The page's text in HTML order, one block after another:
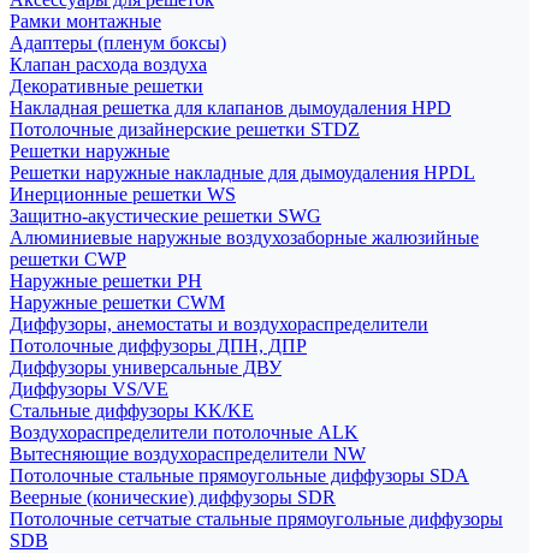
Рамки монтажные
Адаптеры (пленум боксы)
Клапан расхода воздуха
Декоративные решетки
Накладная решетка для клапанов дымоудаления HPD
Потолочные дизайнерские решетки STDZ
Решетки наружные
Решетки наружные накладные для дымоудаления HPDL
Инерционные решетки WS
Защитно-акустические решетки SWG
Алюминиевые наружные воздухозаборные жалюзийные
решетки CWP
Наружные решетки РН
Наружные решетки CWM
Диффузоры, анемостаты и воздухораспределители
Потолочные диффузоры ДПН, ДПР
Диффузоры универсальные ДВУ
Диффузоры VS/VE
Стальные диффузоры KK/KE
Воздухораспределители потолочные ALK
Вытесняющие воздухораспределители NW
Потолочные стальные прямоугольные диффузоры SDA
Веерные (конические) диффузоры SDR
Потолочные сетчатые стальные прямоугольные диффузоры
SDB